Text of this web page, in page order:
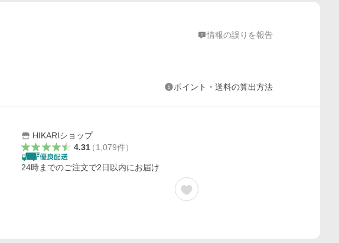
情報の誤りを報告
ポイント・送料の算出方法
HIKARIショップ
4.31（1,079件）
24時までのご注文で2日以内にお届け